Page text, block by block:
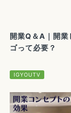
開業Q＆A｜開業
ゴって必要？
IGYOUTV